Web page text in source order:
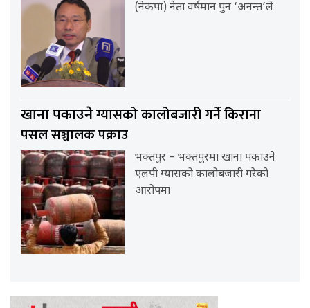
(नेकपा) नेता वर्षमान पुन ‘अनन्त’ले
खाना पकाउनेग्यासको कालोबजारी गर्ने किराना
पसल सञ्चालक पक्राउ
भक्तपुर – भक्तपुरमा खाना पकाउने
एलपी ग्यासको कालोबजारी गरेको
आरोपमा